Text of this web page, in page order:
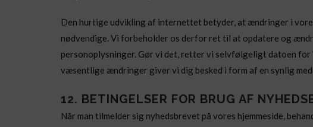
Den hurtige udvikling af internettet betyder, at ændringer i
nødvendige. Vi forbeholder os derfor ret til at opdatere og
personoplysninger. Gør vi det, retter vi selvfølgeligt datoen
væsentlige ændringer giver vi dig besked i form af en synlig
12. BETINGELSER FOR BRUG AF
Når man tilmelder sig nyhedsbrevet på vores hjemmeside,